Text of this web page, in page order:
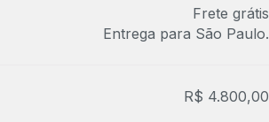
Frete grátis
Entrega para São Paulo.
R$ 4.800,00